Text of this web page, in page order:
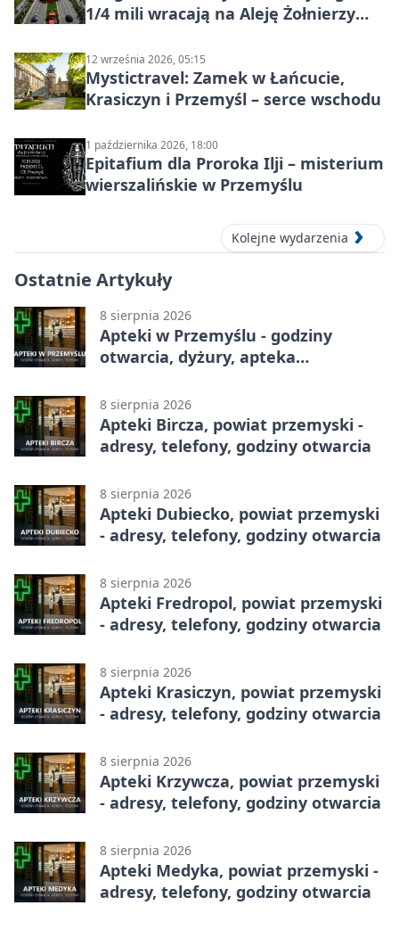
1/4 mili wracają na Aleję Żołnierzy
12 września 2026, 05:15
Mystictravel: Zamek w Łańcucie,
Krasiczyn i Przemyśl – serce wschodu
1 października 2026, 18:00
Epitafium dla Proroka Ilji – misterium
wierszalińskie w Przemyślu
Kolejne wydarzenia
Ostatnie Artykuły
8 sierpnia 2026
Apteki w Przemyślu - godziny
otwarcia, dyżury, apteka
8 sierpnia 2026
Apteki Bircza, powiat przemyski -
adresy, telefony, godziny otwarcia
8 sierpnia 2026
Apteki Dubiecko, powiat przemyski
- adresy, telefony, godziny otwarcia
8 sierpnia 2026
Apteki Fredropol, powiat przemyski
- adresy, telefony, godziny otwarcia
8 sierpnia 2026
Apteki Krasiczyn, powiat przemyski
- adresy, telefony, godziny otwarcia
8 sierpnia 2026
Apteki Krzywcza, powiat przemyski
- adresy, telefony, godziny otwarcia
8 sierpnia 2026
Apteki Medyka, powiat przemyski -
adresy, telefony, godziny otwarcia